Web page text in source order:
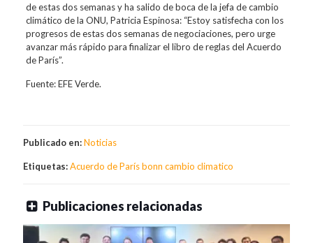
de estas dos semanas y ha salido de boca de la jefa de cambio
climático de la ONU, Patricia Espinosa: “Estoy satisfecha con los
progresos de estas dos semanas de negociaciones, pero urge
avanzar más rápido para finalizar el libro de reglas del Acuerdo
de París”.
Fuente: EFE Verde.
Publicado en:Noticias
Etiquetas:Acuerdo de Parísbonn cambio climatico
Publicaciones relacionadas